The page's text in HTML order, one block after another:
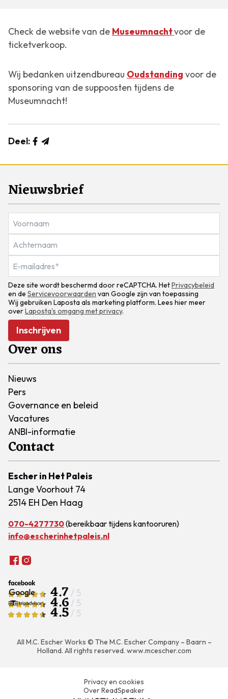
Check de website van de Museumnachtvoor de
ticketverkoop.
Wij bedanken uitzendbureau Oudstanding voor de
sponsoring van de suppoosten tijdens de
Museumnacht!
Deel:
Nieuwsbrief
Deze site wordt beschermd door reCAPTCHA. HetPrivacybeleid
en de Servicevoorwaarden van Google zijn van toepassing
Wij gebruiken Laposta als marketing platform. Lees hier meer
overLaposta's omgang met privacy.
Inschrijven
Over ons
Nieuws
Pers
Governance en beleid
Vacatures
ANBI-informatie
Contact
Escher in Het Paleis
Lange Voorhout 74
2514 EH Den Haag
070-4277730(bereikbaar tijdens kantooruren)
info@escherinhetpaleis.nl
4.7 / 5
4.6 / 5
4.5 / 5
All M.C. Escher Works © The M.C. Escher Company – Baarn –
Holland. All rights reserved. www.mcescher.com
Privacy en cookies
Over ReadSpeaker